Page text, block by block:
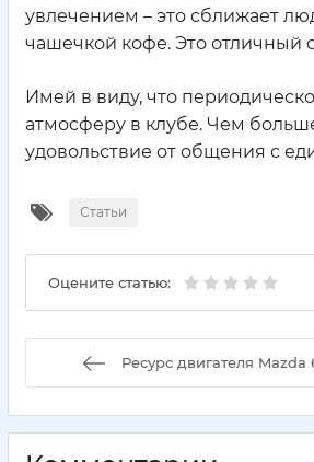
увлечением – это сближает
чашечкой кофе. Это отличный
Имей в виду, что
атмосферу в клубе. Чем
удовольствие от общения с
Статьи
Оцените статью:
Ресурс двигателя